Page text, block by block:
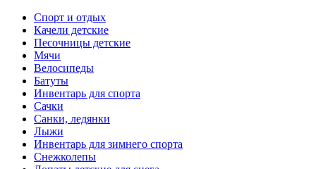
Спорт и отдых
Качели детские
Песочницы детские
Мячи
Велосипеды
Батуты
Инвентарь для спорта
Сачки
Санки, ледянки
Лыжи
Инвентарь для зимнего спорта
Снежколепы